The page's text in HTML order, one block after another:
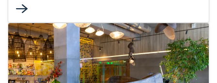
nästan som när storfiskaren talar om hur stora